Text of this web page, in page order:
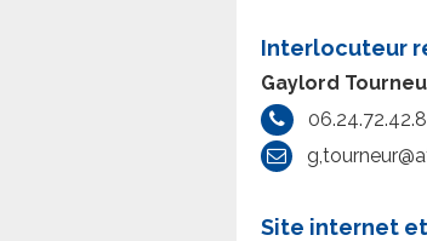
Interlocuteur
Gaylord
Site internet